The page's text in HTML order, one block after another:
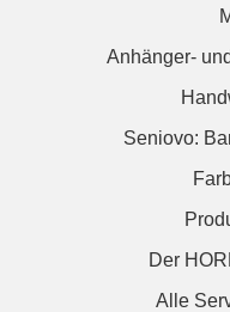
Anhänger-
Seniovo:
Der
Alle